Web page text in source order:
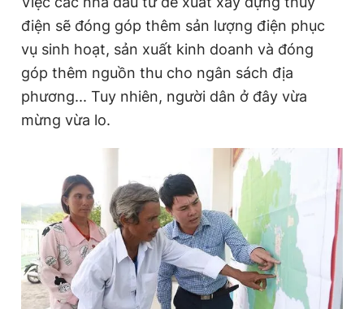
điện sẽ đóng góp thêm sản lượng điện phục
vụ sinh hoạt, sản xuất kinh doanh và đóng
góp thêm nguồn thu cho ngân sách địa
phương... Tuy nhiên, người dân ở đây vừa
mừng vừa lo.